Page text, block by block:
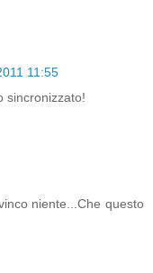
11:55
sincronizzato!
niente...Che questo